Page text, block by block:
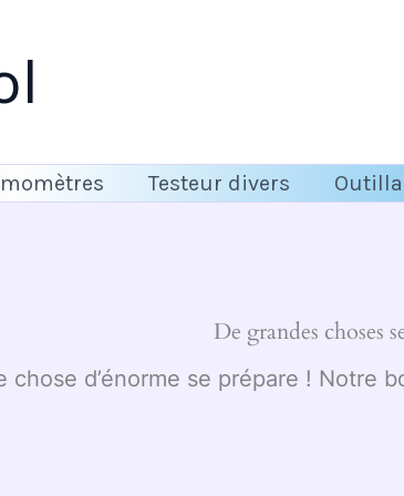
Testeur divers
De grandes choses
chose d’énorme se prépare ! Notre